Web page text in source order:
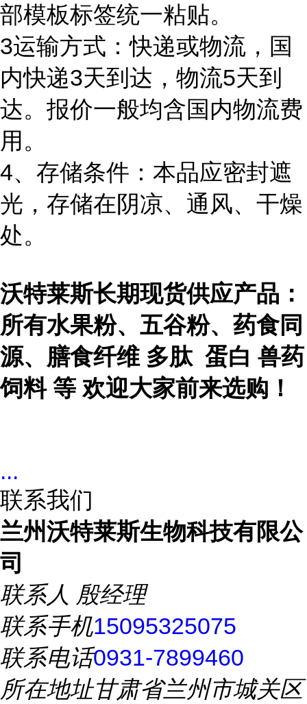
部模板标签统一粘贴。
3运输方式：快递或物流，国
内快递3天到达，物流5天到
达。报价一般均含国内物流费
用。
4、存储条件：本品应密封遮
光，存储在阴凉、通风、干燥
处。
沃特莱斯长期现货供应产品：
所有水果粉、五谷粉、药食同
源、膳食纤维 多肽 蛋白 兽药
饲料 等 欢迎大家前来选购！
...
联系我们
兰州沃特莱斯生物科技有限公
司
联系人 殷经理
联系手机15095325075
联系电话0931-7899460
所在地址甘肃省兰州市城关区